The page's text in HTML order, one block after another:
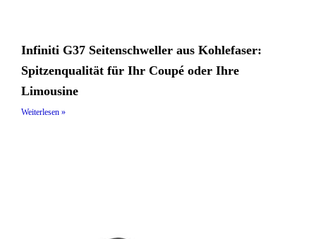
Infiniti G37 Seitenschweller aus Kohlefaser:
Spitzenqualität für Ihr Coupé oder Ihre
Limousine
Weiterlesen »